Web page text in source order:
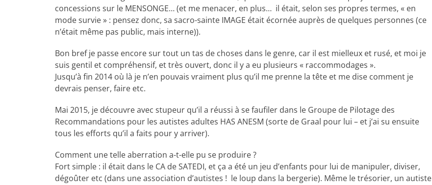
concessions sur le MENSONGE… (et me menacer, en plus… il était, selon ses propres termes, « en
mode survie » : pensez donc, sa sacro-sainte IMAGE était écornée auprès de quelques personnes (ce
n’était même pas public, mais interne)).
Bon bref je passe encore sur tout un tas de choses dans le genre, car il est mielleux et rusé, et moi je
suis gentil et compréhensif, et très ouvert, donc il y a eu plusieurs « raccommodages ».
Jusqu’à fin 2014 où là je n’en pouvais vraiment plus qu’il me prenne la tête et me dise comment je
devrais penser, faire etc.
Mai 2015, je découvre avec stupeur qu’il a réussi à se faufiler dans le Groupe de Pilotage des
Recommandations pour les autistes adultes HAS ANESM (sorte de Graal pour lui – et j’ai su ensuite
tous les efforts qu’il a faits pour y arriver).
Comment une telle aberration a-t-elle pu se produire ?
Fort simple : il était dans le CA de SATEDI, et ça a été un jeu d’enfants pour lui de manipuler, diviser,
dégoûter etc (dans une association d’autistes ! le loup dans la bergerie). Même le trésorier, un autiste